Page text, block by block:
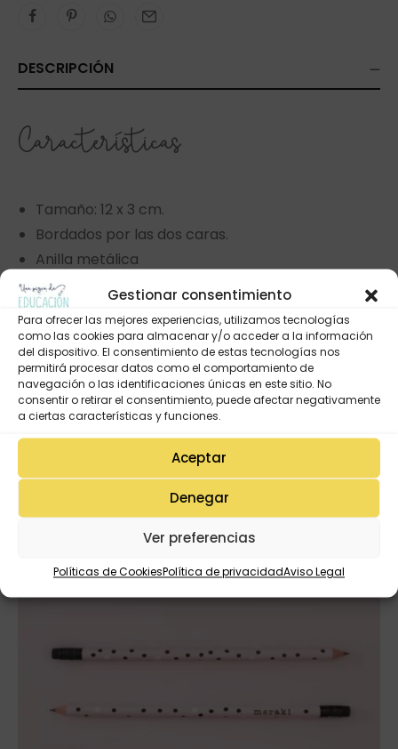
Gestionar consentimiento
Para ofrecer las mejores experiencias, utilizamos tecnologías
como las cookies para almacenar y/o acceder a la información
del dispositivo. El consentimiento de estas tecnologías nos
permitirá procesar datos como el comportamiento de
navegación o las identificaciones únicas en este sitio. No
consentir o retirar el consentimiento, puede afectar negativamente
a ciertas características y funciones.
Aceptar
Denegar
Ver preferencias
Políticas de CookiesPolítica de privacidadAviso Legal
DESCRIPCIÓN
Características
Tamaño: 12 x 3 cm.
Bordados por las dos caras.
Anilla metálica
VALORACIONES (0)
Productos Relacionados